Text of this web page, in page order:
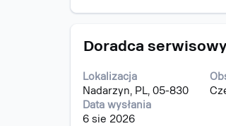
treść
oferty
Tytuł
Doradca
Lokalizacja
Nadarzyn, PL, 05-830
Data wysłania
6 sie 2026
Zaznacz
pomocą
spacji,
aby
wyświetlić